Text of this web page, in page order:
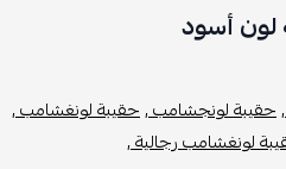
لون أسود
حقيبة لونجشامب ,حقيبة لونغشامب ,
لونغشامب رجالية ,